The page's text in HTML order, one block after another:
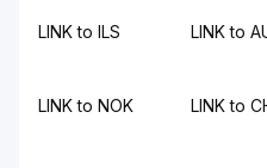
LINK to ILS LINK to
LINK to NOK LINK to